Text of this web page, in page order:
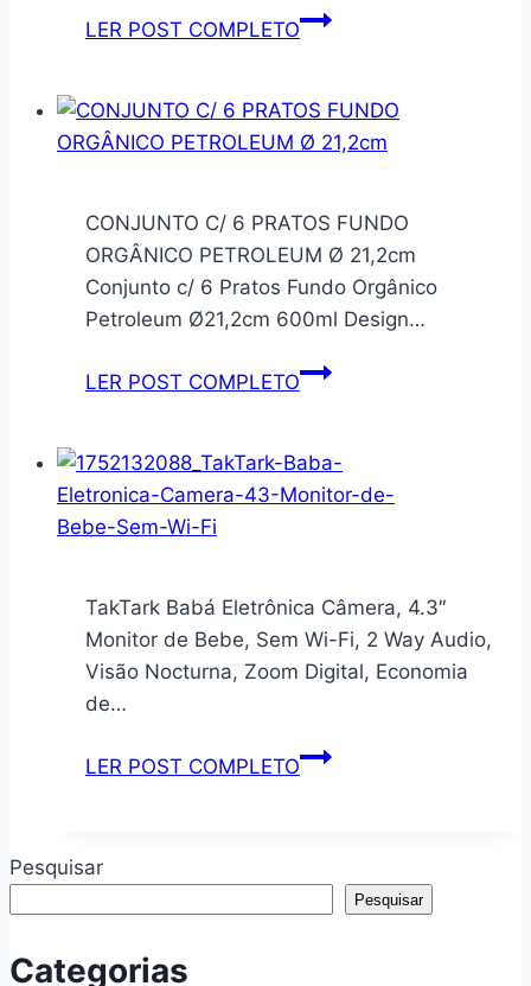
LER POST COMPLETOCesto
Suja
com
100
L,
Saco
Removível
Alça,
Roupa
Dobrável
Uma
Muda
de
Roupa,
de
Lavanderia,
Banheiro,
CONJUNTO C/ 6 PRATOS FUNDO
ORGÂNICO PETROLEUM Ø 21,2cm
Conjunto c/ 6 Pratos Fundo Orgânico
Petroleum Ø21,2cm 600ml Design…
LER POST COMPLETOCONJUNTO
PRATOS
FUNDO
21,2cm
TakTark Babá Eletrônica Câmera, 4.3″
Monitor de Bebe, Sem Wi-Fi, 2 Way Audio,
Visão Nocturna, Zoom Digital, Economia
de…
LER POST COMPLETOTakTark
4.3″
Monitor
Pesquisar
Pesquisar
Categorias